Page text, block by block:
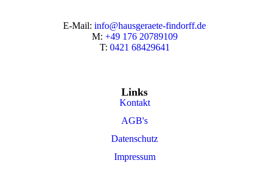
E-Mail: info@hausgeraete-findorff.de
M: +49 176 20789109
T: 0421 68429641
Links
Kontakt
AGB's
Datenschutz
Impressum